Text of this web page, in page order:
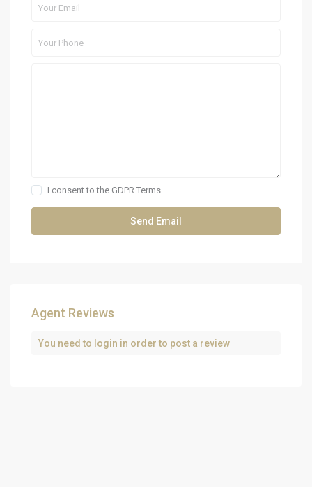
I consent to the GDPR Terms
Agent Reviews
You need to login in order to post a review